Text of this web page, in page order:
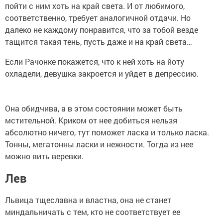
пойти с ним хоть на край света. И от любимого,
соответственно, требует аналогичной отдачи. Но
далеко не каждому понравится, что за тобой везде
тащится такая тень, пусть даже и на край света…
Если Рачонке покажется, что к ней хоть на йоту
охладели, девушка закроется и уйдет в депрессию.
Она обидчива, а в этом состоянии может быть
мстительной. Криком от нее добиться нельзя
абсолютно ничего, тут поможет ласка и только ласка.
Тонны, мегатонны ласки и нежности. Тогда из нее
можно вить веревки.
Лев
Львица тщеславна и властна, она не станет
миндальничать с тем, кто не соответствует ее